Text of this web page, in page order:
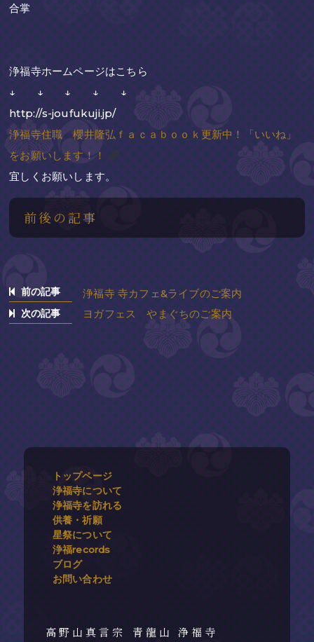
合掌
浄福寺ホームページはこちら
↓ ↓ ↓ ↓ ↓
http://s-joufukuji.jp/
浄福寺住職 櫻井隆弘ｆａｃａｂｏｏｋ更新中！「いいね」
をお願いします！！
宜しくお願いします。
前後の記事
前の記事 浄福寺 寺カフェ&ライブのご案内
次の記事 ヨガフェス やまぐちのご案内
トップページ
浄福寺について
浄福寺を訪れる
供養・祈願
星祭について
浄福records
ブログ
お問い合わせ
青龍山 浄福寺